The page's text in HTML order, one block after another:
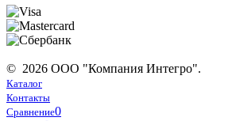
© 2026 ООО "Компания Интегро".
Каталог
Контакты
Сравнение0